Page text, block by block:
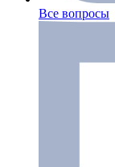
Все вопросы